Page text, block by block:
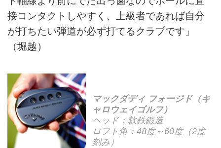
接コンタクトしやすく、上級者であれば自分
が打ちたい弾道が必ず打てるクラブです」
（堀越）
マックダディ フォージド（キ
ャロウェイゴルフ）
ヘッド：軟鉄鍛造
ロフト角：48度～60度（2度
刻み）